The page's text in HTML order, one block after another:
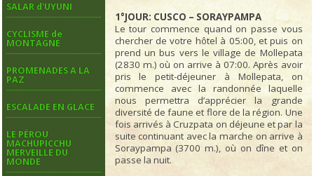
SALAR d'UYUNI
CYCLISME de
MONTAGNE
PROMENADES A LA
PAZ
ESCALADE EN GLACE
LE PÉROU
MACHUPICCHU
MERVEILLE DU
MONDE
1°JOUR: CUSCO – SORAYPAMPA
Le tour commence quand on passe vous
chercher de votre hôtel à 05:00, et puis on
prend un bus vers le village de Mollepata
(2830 m.) où on arrive à 07:00. Après avoir
pris le petit-déjeuner à Mollepata, on
commence avec la randonnée laquelle
nous permettra d’apprécier la grande
diversité de faune et flore de la région. Une
fois arrivés à Cruzpata on déjeune et par la
suite continuant avec la marche on arrive à
Soraypampa (3700 m.), où on dîne et on
passe la nuit.